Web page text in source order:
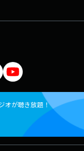
オが聴き放題！